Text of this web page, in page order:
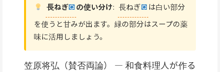
長ねぎ の使い分け: 長ねぎ
は白い部分
を使うと甘みが出ます。緑の部分はスープの薬
味に活用しましょう。
笠原将弘（賛否両論） — 和食料理人が作る